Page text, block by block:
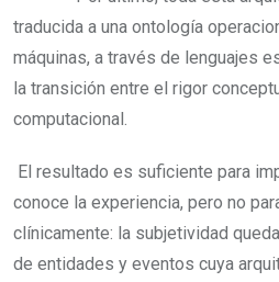
traducida a una ontología
máquinas, a través de lenguajes
la transición entre el rigor
computacional.
El resultado es suficiente para
conoce la experiencia, pero no
clínicamente: la subjetividad
de entidades y eventos cuya